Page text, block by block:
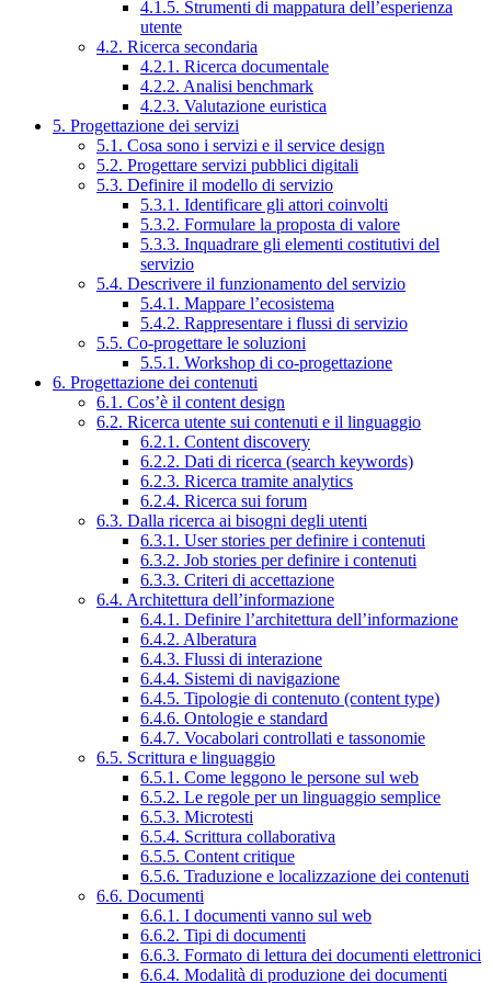
4.1.5. Strumenti di mappatura dell’esperienza
utente
4.2. Ricerca secondaria
4.2.1. Ricerca documentale
4.2.2. Analisi benchmark
4.2.3. Valutazione euristica
5. Progettazione dei servizi
5.1. Cosa sono i servizi e il service design
5.2. Progettare servizi pubblici digitali
5.3. Definire il modello di servizio
5.3.1. Identificare gli attori coinvolti
5.3.2. Formulare la proposta di valore
5.3.3. Inquadrare gli elementi costitutivi del
servizio
5.4. Descrivere il funzionamento del servizio
5.4.1. Mappare l’ecosistema
5.4.2. Rappresentare i flussi di servizio
5.5. Co-progettare le soluzioni
5.5.1. Workshop di co-progettazione
6. Progettazione dei contenuti
6.1. Cos’è il content design
6.2. Ricerca utente sui contenuti e il linguaggio
6.2.1. Content discovery
6.2.2. Dati di ricerca (search keywords)
6.2.3. Ricerca tramite analytics
6.2.4. Ricerca sui forum
6.3. Dalla ricerca ai bisogni degli utenti
6.3.1. User stories per definire i contenuti
6.3.2. Job stories per definire i contenuti
6.3.3. Criteri di accettazione
6.4. Architettura dell’informazione
6.4.1. Definire l’architettura dell’informazione
6.4.2. Alberatura
6.4.3. Flussi di interazione
6.4.4. Sistemi di navigazione
6.4.5. Tipologie di contenuto (content type)
6.4.6. Ontologie e standard
6.4.7. Vocabolari controllati e tassonomie
6.5. Scrittura e linguaggio
6.5.1. Come leggono le persone sul web
6.5.2. Le regole per un linguaggio semplice
6.5.3. Microtesti
6.5.4. Scrittura collaborativa
6.5.5. Content critique
6.5.6. Traduzione e localizzazione dei contenuti
6.6. Documenti
6.6.1. I documenti vanno sul web
6.6.2. Tipi di documenti
6.6.3. Formato di lettura dei documenti elettronici
6.6.4. Modalità di produzione dei documenti